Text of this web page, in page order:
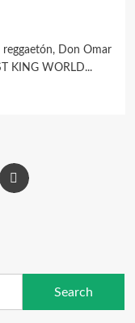
Don Omar
KING WORLD...